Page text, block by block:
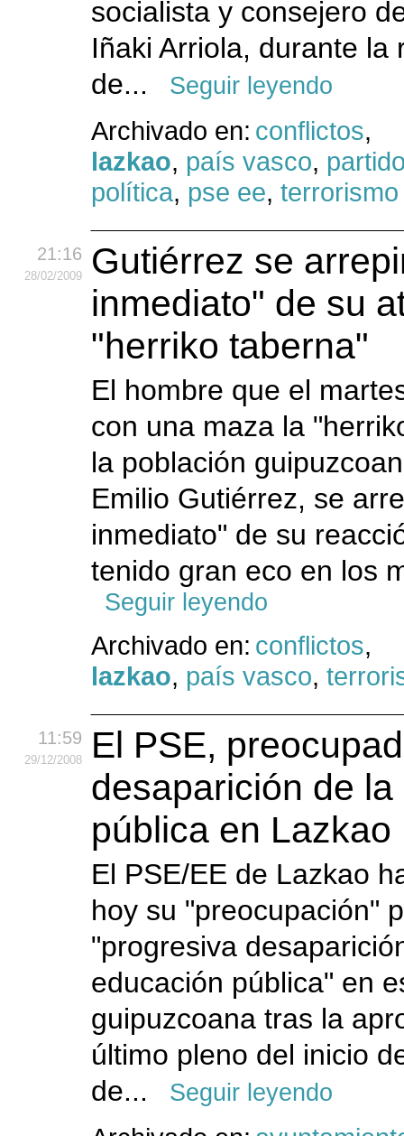
socialista y consejero
Iñaki Arriola, durante la
de...
Seguir leyendo
Archivado en: conflictos,
lazkao, país vasco,
política, pse ee, terrorismo
21:16
28/02/2009
Gutiérrez se
inmediato" de su
"herriko taberna"
El hombre que el
con una maza la
la población
Emilio Gutiérrez, se
inmediato" de su
tenido gran eco en los
Seguir leyendo
Archivado en: conflictos,
lazkao, país vasco,
11:59
29/12/2008
El PSE,
desaparición de
pública en Lazkao
El PSE/EE de Lazkao
hoy su "preocupación"
"progresiva
educación pública" en
guipuzcoana tras la
último pleno del inicio
de...
Seguir leyendo